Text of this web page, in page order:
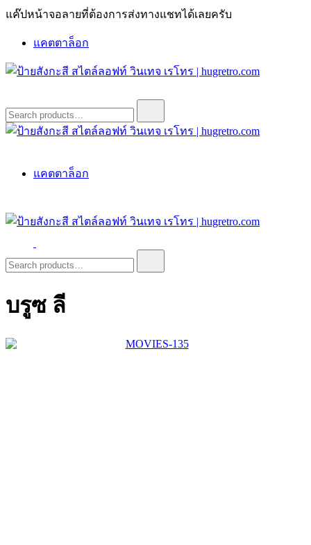
Skip
แค๊ปหน้าจอลายที่ต้องการส่งทางแชทได้เลยครับ
แคตตาล็อก
ป้ายสังกะสี สไตล์ลอฟท์ วินเทจ เรโทร | hugretro.com
ป้ายวินเทจ แต่งบ้าน ร้านกาแฟ ผับ โรงแรม ป้ายโค้ก เป็ปซี่เวสป้า
ฮาร์เล่ย์โฆษณาเก่าโบราณ มีราคาแบบสวยๆเพียบหรือสั่งทำโทร
O8664277II
for:
ฮาร์เล่ย์โฆษณาเก่าโบราณ มีราคาแบบสวยๆเพียบหรือสั่งทำโทร
แคตตาล็อก
ป้ายสังกะสี สไตล์ลอฟท์ วินเทจ เรโทร | hugretro.com
ป้ายวินเทจ แต่งบ้าน ร้านกาแฟ ผับ โรงแรม ป้ายโค้ก เป็ปซี่เวสป้า
ฮาร์เล่ย์โฆษณาเก่าโบราณ มีราคาแบบสวยๆเพียบหรือสั่งทำโทร
for:
บรูซ ลี